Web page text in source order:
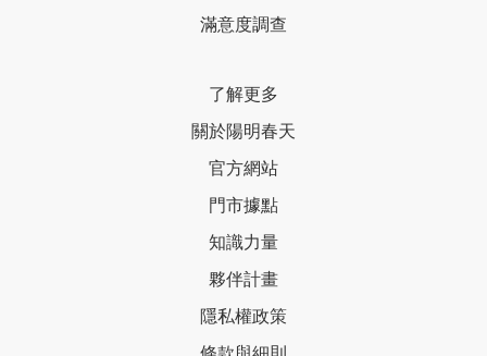
滿意度調查
了解更多
關於陽明春天
官方網站
門市據點
知識力量
夥伴計畫
隱私權政策